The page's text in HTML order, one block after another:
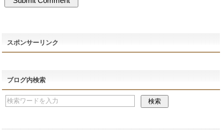
スポンサーリンク
ブログ内検索